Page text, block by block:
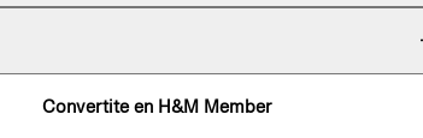
Convertite en H&M Member